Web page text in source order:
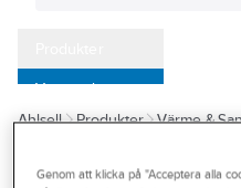
Varumärken
Kampanjer
Outlet
Ahlsell Produkter Värme &
Genom att klicka på "Acceptera alla